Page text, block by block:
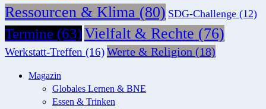
Ressourcen & Klima (80) SDG-Challenge (12)
Termine (63)Vielfalt & Rechte (76)
Werkstatt-Treffen (16)Werte & Religion (18)
Magazin
Globales Lernen & BNE
Essen & Trinken